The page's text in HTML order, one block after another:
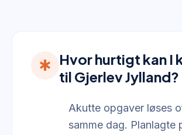
emergency
Hvor hurtigt kan I
til Gjerlev Jylland?
Akutte opgaver løses
samme dag. Planlagte